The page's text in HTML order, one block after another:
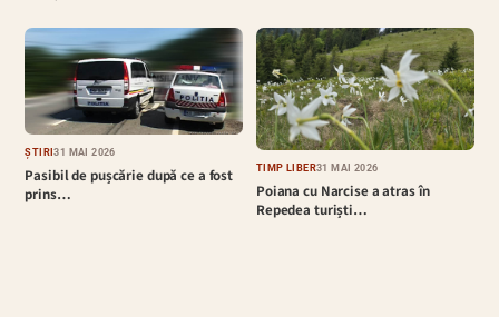
ȘTIRI31 MAI 2026
Pasibil de pușcărie după ce a fost
prins…
TIMP LIBER31 MAI 2026
Poiana cu Narcise a atras în
Repedea turiști…